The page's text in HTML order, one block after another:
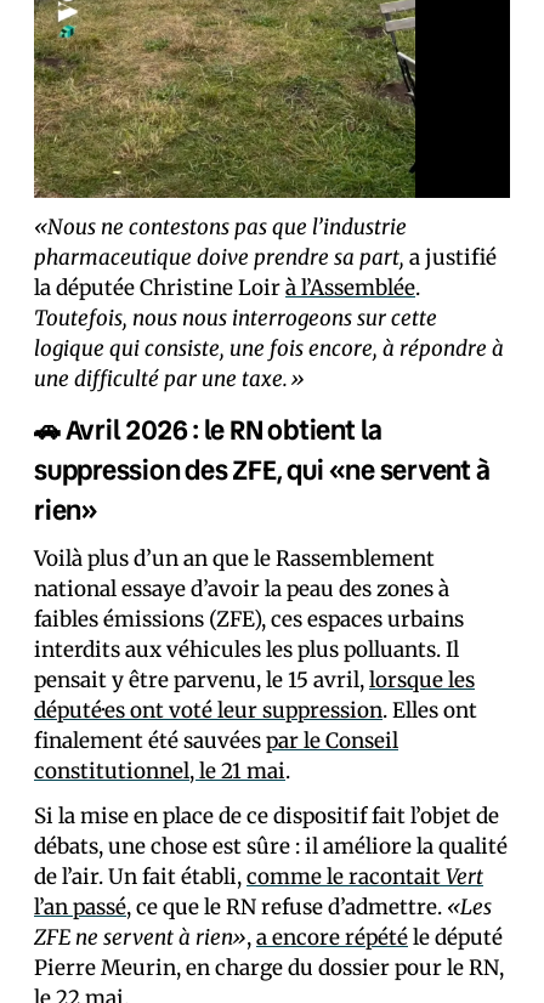
«Nous ne contestons pas que l’industrie
pharmaceutique doive prendre sa part, a justifié
la députée Christine Loirà l’Assemblée.
Toutefois, nous nous interrogeons sur cette
logique qui consiste, une fois encore, à répondre à
une difficulté par une taxe.»
🚗 Avril 2026 : le RN obtient la
suppression des ZFE, qui «ne servent à
rien»
Voilà plus d’un an que le Rassemblement
national essaye d’avoir la peau des zones à
faibles émissions (ZFE), ces espaces urbains
interdits aux véhicules les plus polluants. Il
pensait y être parvenu, le 15 avril,lorsque les
député·es ont voté leur suppression. Elles ont
finalement été sauvéespar le Conseil
constitutionnel, le 21 mai.
Si la mise en place de ce dispositif fait l’objet de
débats, une chose est sûre : il améliore la qualité
de l’air. Un fait établi,comme le racontaitVert
l’an passé, ce que le RN refuse d’admettre. «Les
ZFE ne servent à rien»,a encore répétéle député
Pierre Meurin, en charge du dossier pour le RN,
le 22 mai.